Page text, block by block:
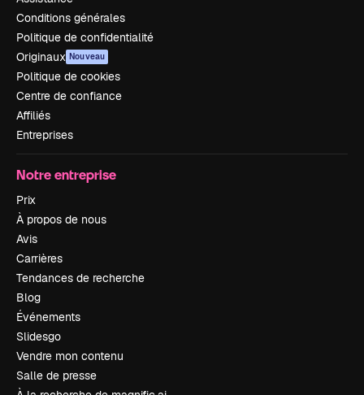
Conditions générales
Politique de confidentialité
Originaux Nouveau
Politique de cookies
Centre de confiance
Affiliés
Entreprises
Notre entreprise
Prix
À propos de nous
Avis
Carrières
Tendances de recherche
Blog
Événements
Slidesgo
Vendre mon contenu
Salle de presse